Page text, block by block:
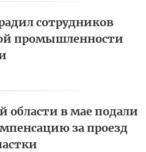
сотрудников
промышленности
области в мае подали
за проезд